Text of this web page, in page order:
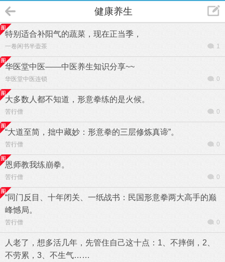
健康养生
特别适合补阳气的蔬菜，现在正当季，
一卷闲书半壶茶 1
华医堂中医——中医养生知识分享~~
华医堂中医连锁 0
大多数人都不知道，形意拳练的是火候。
苦行僧 0
“大道至简，拙中藏妙：形意拳的三层修炼真谛”。
苦行僧 0
恩师教我练崩拳。
苦行僧 0
“同门反目、十年闭关、一纸战书：民国形意拳两大高手的巅
峰憾局。
苦行僧 0
人老了，想多活几年，先管住自己这十点：1、不摔倒，2、
不劳累，3、不生气……